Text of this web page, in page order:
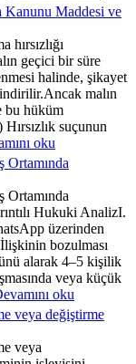
Kanunu Maddesi ve
hırsızlığı
geçici bir süre
halinde, şikayet
malın
bu hüküm
suçunun
oku
Ortamında
Ortamında
Hukuki AnalizI.
üzerinden
bozulması
alarak 4–5 kişilik
veya küçük
oku
veya değiştirme
veya